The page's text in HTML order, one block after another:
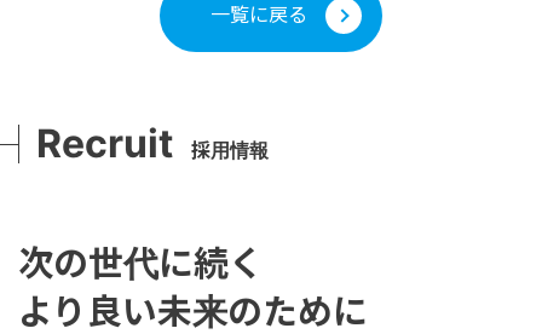
一覧に戻る
Recruit 採用情報
次の世代に続く
より良い未来のために